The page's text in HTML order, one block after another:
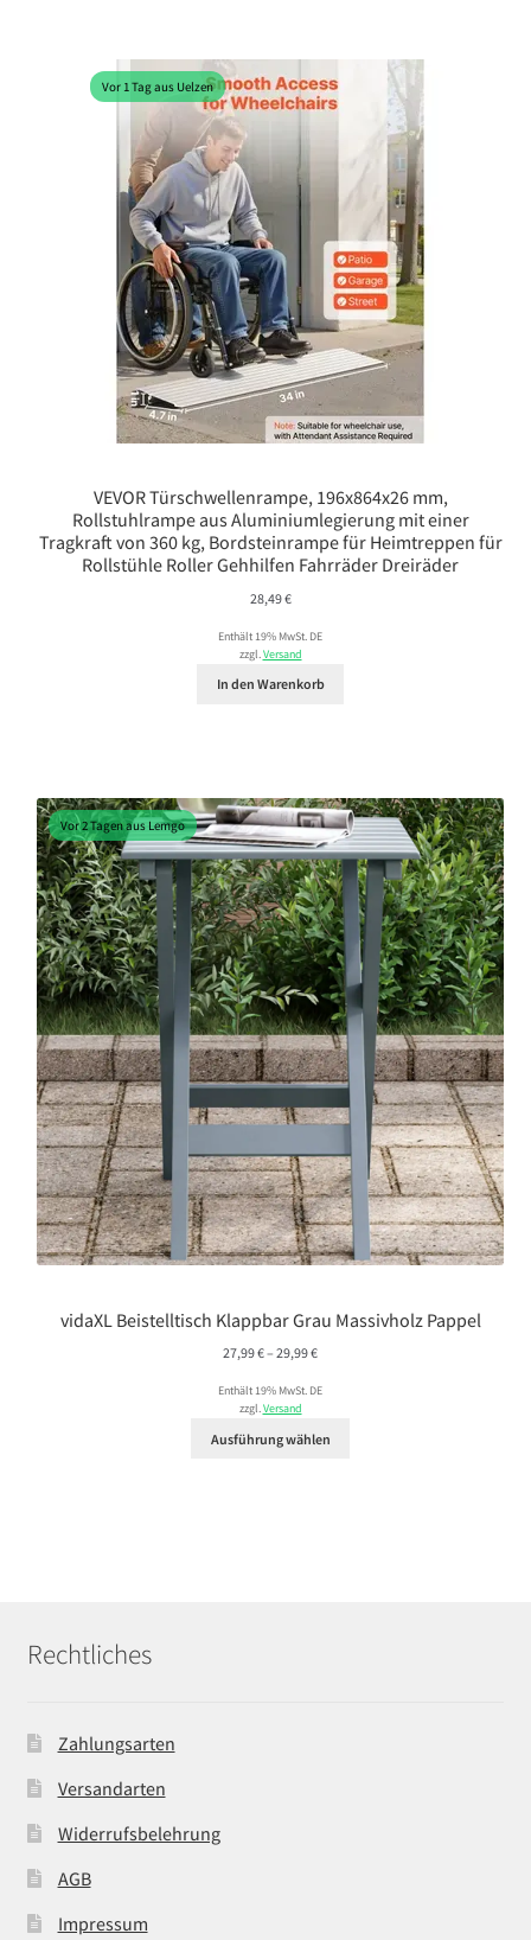
Vor 1 Tag aus Uelzen
VEVOR Türschwellenrampe, 196x864x26 mm,
Rollstuhlrampe aus Aluminiumlegierung mit einer
Tragkraft von 360 kg, Bordsteinrampe für Heimtreppen für
Rollstühle Roller Gehhilfen Fahrräder Dreiräder
28,49€
Enthält 19% MwSt. DE
zzgl.Versand
In den Warenkorb
Vor 2 Tagen aus Lemgo
vidaXL Beistelltisch Klappbar Grau Massivholz Pappel
27,99€– 29,99€Preisspanne:
bis
Enthält 19% MwSt. DE
zzgl.Versand
Ausführung wählen
Rechtliches
Zahlungsarten
Versandarten
Widerrufsbelehrung
AGB
Impressum